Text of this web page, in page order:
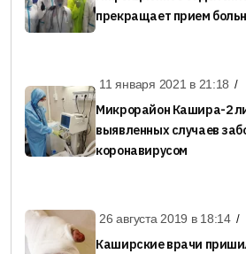
прекращает прием
11 января 2021 в 21:18
Микрорайон Кашира-2
выявленных случаев
коронавирусом
26 августа 2019 в 18:14
Каширские врачи